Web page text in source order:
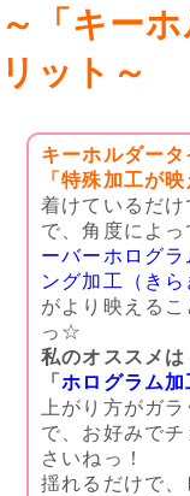
～「キー
リット～
キーホルダー
「特殊加工が
着けているだ
で、角度によっ
ーバーホログラ
ング加工（きら
がより映えるこ
っ☆
私のオススメは
「ホログラム加
上がり方がガ
で、お好みで
さいねっ！
揺れるだけで、